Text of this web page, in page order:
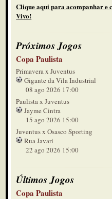
Clique aqui para acompanhar e
Vivo!
Próximos Jogos
Copa Paulista
Primavera x Juventus
Gigante da Vila Industrial
08 ago 2026 17:00
Paulista x Juventus
Jayme Cintra
15 ago 2026 15:00
Juventus x Osasco Sporting
Rua Javari
22 ago 2026 15:00
Últimos Jogos
Copa Paulista